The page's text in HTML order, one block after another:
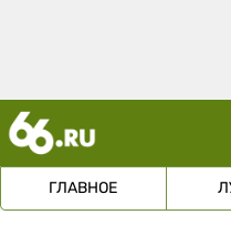
ГЛАВНОЕ